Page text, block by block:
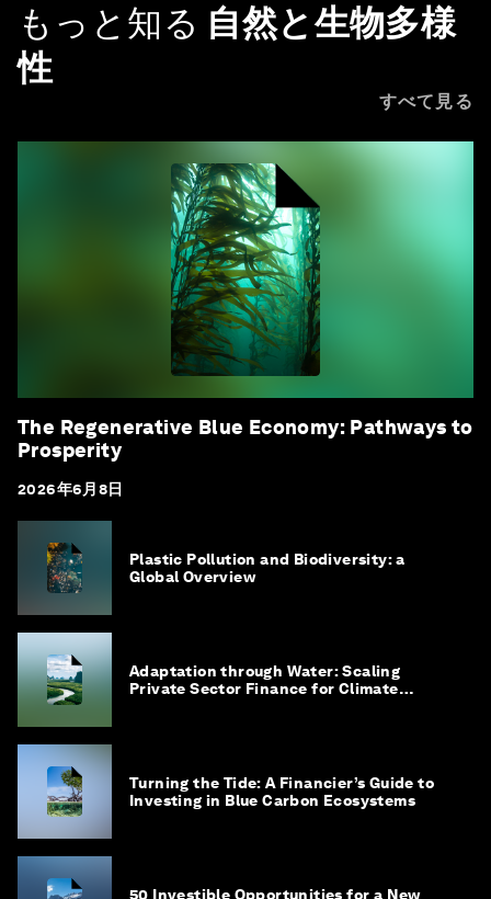
もっと知る 自然と生物多様
性
すべて見る
The Regenerative Blue Economy: Pathways to
Prosperity
2026年6月8日
Plastic Pollution and Biodiversity: a
Global Overview
Adaptation through Water: Scaling
Private Sector Finance for Climate
Turning the Tide: A Financier’s Guide to
Investing in Blue Carbon Ecosystems
50 Investible Opportunities for a New